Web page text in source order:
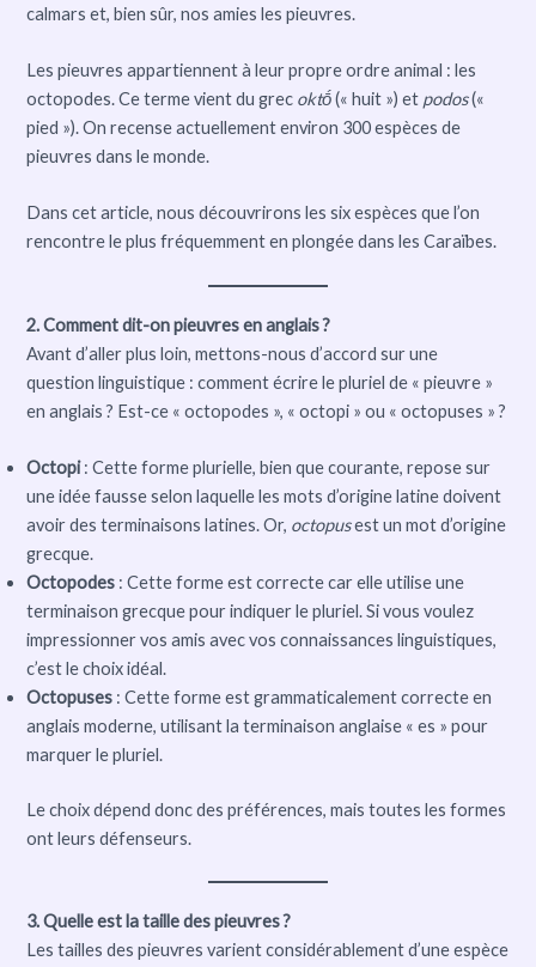
calmars et, bien sûr, nos amies les pieuvres.
Les pieuvres appartiennent à leur propre ordre animal : les
octopodes. Ce terme vient du grec oktṓ(« huit ») et podos(«
pied »). On recense actuellement environ 300 espèces de
pieuvres dans le monde.
Dans cet article, nous découvrirons les six espèces que l’on
rencontre le plus fréquemment en plongée dans les Caraïbes.
2. Comment dit-on pieuvres en anglais ?
Avant d’aller plus loin, mettons-nous d’accord sur une
question linguistique : comment écrire le pluriel de « pieuvre »
en anglais ? Est-ce « octopodes », « octopi » ou « octopuses » ?
Octopi: Cette forme plurielle, bien que courante, repose sur
une idée fausse selon laquelle les mots d’origine latine doivent
avoir des terminaisons latines. Or, octopusest un mot d’origine
grecque.
Octopodes : Cette forme est correcte car elle utilise une
terminaison grecque pour indiquer le pluriel. Si vous voulez
impressionner vos amis avec vos connaissances linguistiques,
c’est le choix idéal.
Octopuses : Cette forme est grammaticalement correcte en
anglais moderne, utilisant la terminaison anglaise « es » pour
marquer le pluriel.
Le choix dépend donc des préférences, mais toutes les formes
ont leurs défenseurs.
3. Quelle est la taille des pieuvres ?
Les tailles des pieuvres varient considérablement d’une espèce